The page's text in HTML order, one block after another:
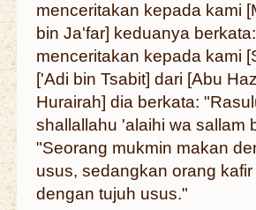
menceritakan kepada kami
bin Ja'far] keduanya
menceritakan kepada kami
['Adi bin Tsabit] dari [Abu
Hurairah] dia berkata:
shallallahu 'alaihi wa sallam
"Seorang mukmin makan
usus, sedangkan orang
dengan tujuh usus."